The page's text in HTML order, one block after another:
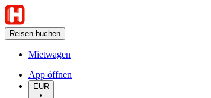
Reisen buchen
Mietwagen
App öffnen
EUR
•